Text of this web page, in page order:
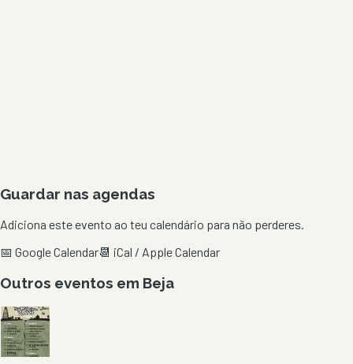
Guardar nas agendas
Adiciona este evento ao teu calendário para não perderes.
📅 Google Calendar📆 iCal / Apple Calendar
Outros eventos em Beja